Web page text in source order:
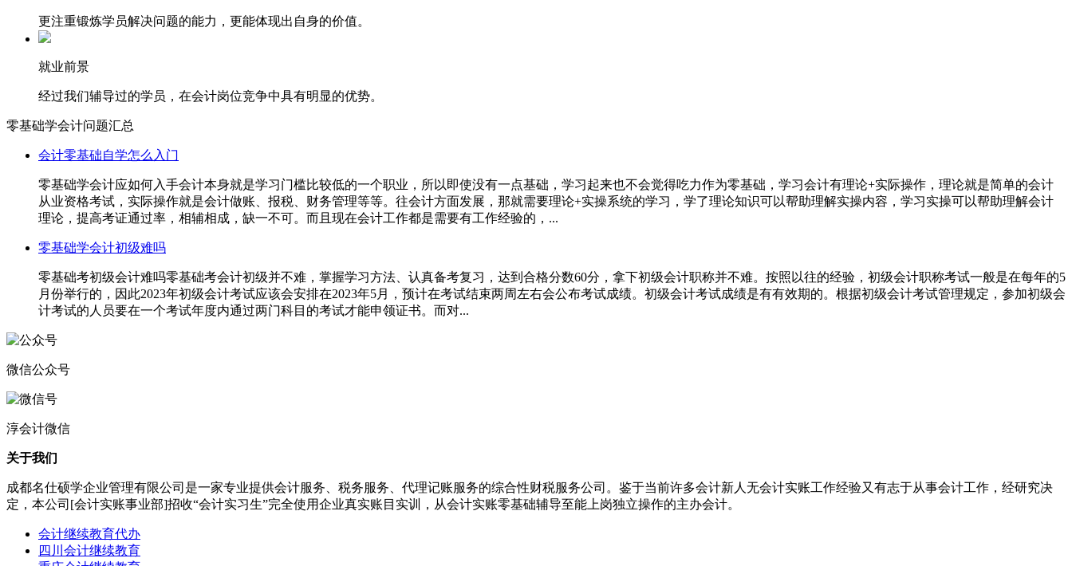
更注重锻炼学员解决问题的能力，更能体现出自身的价值。
就业前景
经过我们辅导过的学员，在会计岗位竞争中具有明显的优势。
零基础学会计问题汇总
会计零基础自学怎么入门
零基础学会计应如何入手会计本身就是学习门槛比较低的一个职业，所以即使没有一点基础，学习起来也不会觉得吃力作为零基础，学习会计有理论+实际操作，理论就是简单的会计
从业资格考试，实际操作就是会计做账、报税、财务管理等等。往会计方面发展，那就需要理论+实操系统的学习，学了理论知识可以帮助理解实操内容，学习实操可以帮助理解会计
理论，提高考证通过率，相辅相成，缺一不可。而且现在会计工作都是需要有工作经验的，...
零基础学会计初级难吗
零基础考初级会计难吗零基础考会计初级并不难，掌握学习方法、认真备考复习，达到合格分数60分，拿下初级会计职称并不难。按照以往的经验，初级会计职称考试一般是在每年的5
月份举行的，因此2023年初级会计考试应该会安排在2023年5月，预计在考试结束两周左右会公布考试成绩。初级会计考试成绩是有有效期的。根据初级会计考试管理规定，参加初级会
计考试的人员要在一个考试年度内通过两门科目的考试才能申领证书。而对...
微信公众号
淳会计微信
关于我们
成都名仕硕学企业管理有限公司是一家专业提供会计服务、税务服务、代理记账服务的综合性财税服务公司。鉴于当前许多会计新人无会计实账工作经验又有志于从事会计工作，经研究决
定，本公司[会计实账事业部]招收“会计实习生”完全使用企业真实账目实训，从会计实账零基础辅导至能上岗独立操作的主办会计。
会计继续教育代办
四川会计继续教育